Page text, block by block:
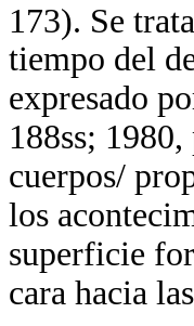
173). Se
tiempo del
expresado
188ss;
cuerpos/
los
superficie
cara hacia